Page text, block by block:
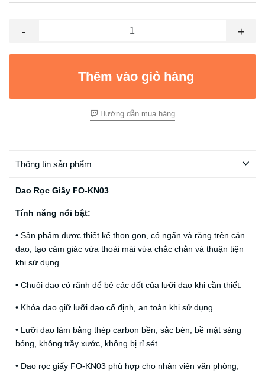
- +
Thêm vào giỏ hàng
Hướng dẫn mua hàng
Thông tin sản phẩm
Dao Rọc Giấy FO-KN03
Tính năng nổi bật:
• Sản phẩm được thiết kế thon gọn, có ngấn và răng trên cán
dao, tạo cảm giác vừa thoải mái vừa chắc chắn và thuận tiện
khi sử dụng.
• Chuôi dao có rãnh để bẻ các đốt của lưỡi dao khi cần thiết.
• Khóa dao giữ lưỡi dao cố định, an toàn khi sử dụng.
• Lưỡi dao làm bằng thép carbon bền, sắc bén, bề mặt sáng
bóng, không trầy xước, không bị rỉ sét.
• Dao rọc giấy FO-KN03 phù hợp cho nhân viên văn phòng,